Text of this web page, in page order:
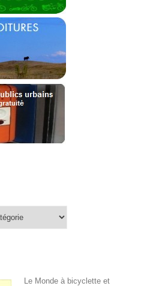
Le Monde à bicyclette et